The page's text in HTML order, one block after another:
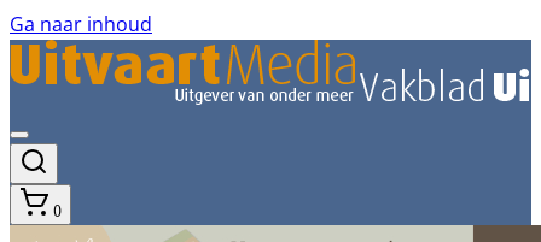
Ga naar inhoud
0